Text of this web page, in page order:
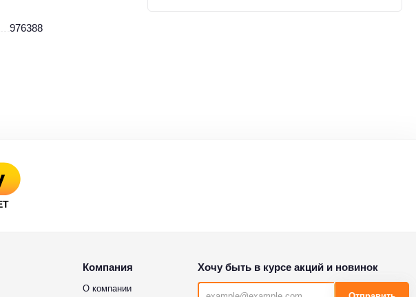
976388
Компания
О компании
Хочу быть в курсе акций и новинок